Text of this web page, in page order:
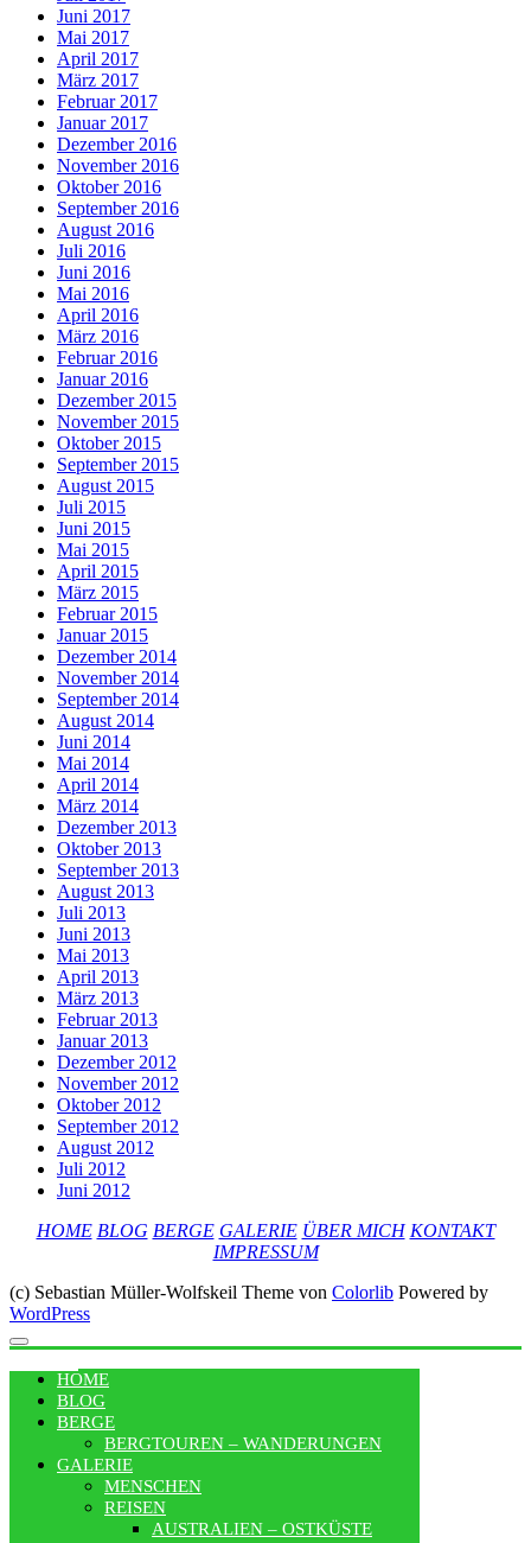
Juni 2017
Mai 2017
April 2017
März 2017
Februar 2017
Januar 2017
Dezember 2016
November 2016
Oktober 2016
September 2016
August 2016
Juli 2016
Juni 2016
Mai 2016
April 2016
März 2016
Februar 2016
Januar 2016
Dezember 2015
November 2015
Oktober 2015
September 2015
August 2015
Juli 2015
Juni 2015
Mai 2015
April 2015
März 2015
Februar 2015
Januar 2015
Dezember 2014
November 2014
September 2014
August 2014
Juni 2014
Mai 2014
April 2014
März 2014
Dezember 2013
Oktober 2013
September 2013
August 2013
Juli 2013
Juni 2013
Mai 2013
April 2013
März 2013
Februar 2013
Januar 2013
Dezember 2012
November 2012
Oktober 2012
September 2012
August 2012
Juli 2012
Juni 2012
HOME BLOG BERGE GALERIE ÜBER MICH KONTAKT
IMPRESSUM
(c) Sebastian Müller-Wolfskeil Theme von Colorlib Powered by
WordPress
HOME
BLOG
BERGE
BERGTOUREN – WANDERUNGEN
GALERIE
MENSCHEN
REISEN
AUSTRALIEN – OSTKÜSTE